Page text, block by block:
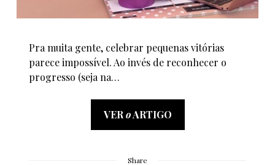
Pra muita gente, celebrar pequenas vitórias
parece impossível. Ao invés de reconhecer o
progresso (seja na…
VER oARTIGO
Share